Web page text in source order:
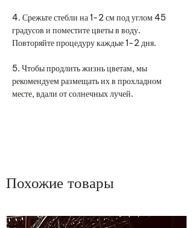
4. Срежьте стебли на 1-2 см под углом 45
градусов и поместите цветы в воду.
Повторяйте процедуру каждые 1-2 дня.
5. Чтобы продлить жизнь цветам, мы
рекомендуем размещать их в прохладном
месте, вдали от солнечных лучей.
Похожие товары